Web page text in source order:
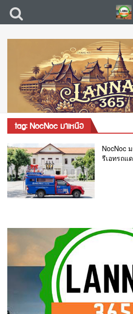
tag: NocNoc มาเหนือ
NocNoc
รีเอทรถแ